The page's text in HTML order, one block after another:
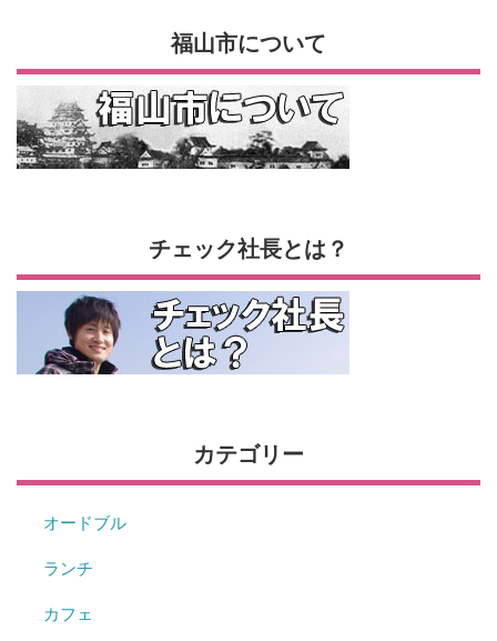
福山市について
チェック社長とは？
カテゴリー
オードブル
ランチ
カフェ